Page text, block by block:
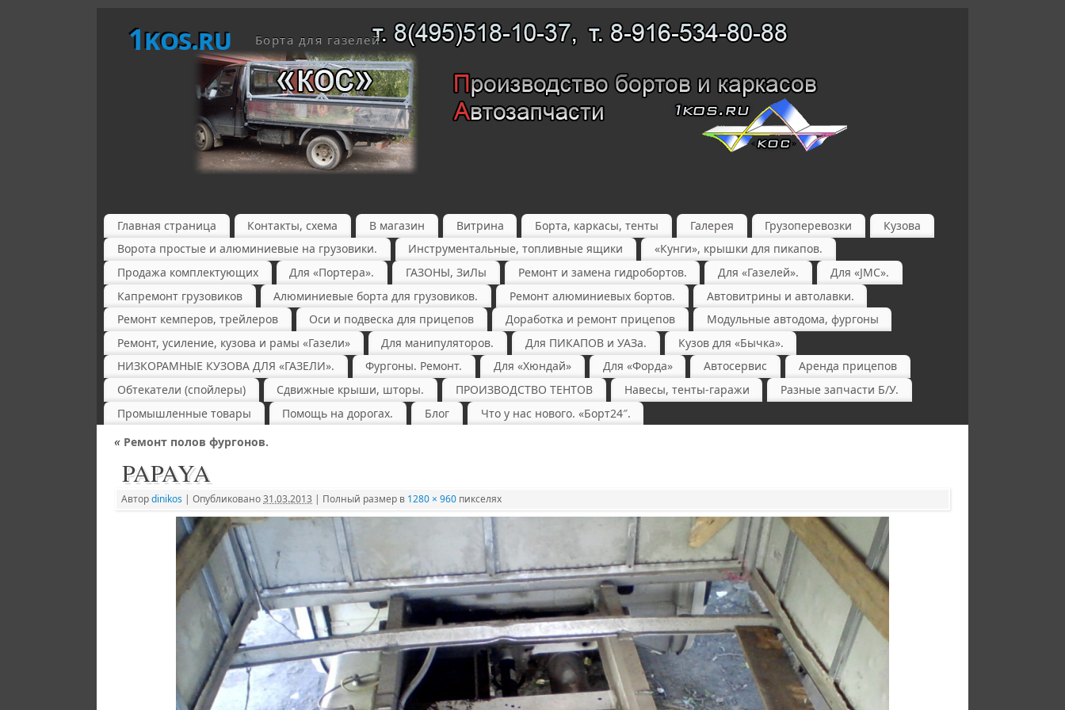
1kos.ru Борта для газелей
Главная страница Контакты, схема В магазин Витрина Борта, каркасы, тенты Галерея Грузоперевозки
Кузова
Ворота простые и алюминиевые на грузовики.
Инструментальные, топливные ящики
«Кунги», крышки для пикапов.
Продажа комплектующих
Для «Портера». ГАЗОНЫ, ЗиЛы Ремонт и замена гидробортов. Для «Газелей».
Для «JMC».
Капремонт грузовиков
Алюминиевые борта для грузовиков. Ремонт алюминиевых бортов.
Автовитрины и автолавки.
Ремонт кемперов, трейлеров
Оси и подвеска для прицепов Доработка и ремонт прицепов
Модульные автодома, фургоны
Ремонт, усиление, кузова и рамы «Газели»
Для манипуляторов. Для ПИКАПОВ и УАЗа.
Кузов для «Бычка».
НИЗКОРАМНЫЕ КУЗОВА ДЛЯ «ГАЗЕЛИ».
Фургоны. Ремонт. Для «Хюндай» Для «Форда» Автосервис
Аренда прицепов
Обтекатели (спойлеры)
Сдвижные крыши, шторы. ПРОИЗВОДСТВО ТЕНТОВ Навесы, тенты-гаражи
Разные запчасти Б/У.
Промышленные товары
Помощь на дорогах. Блог Что у нас нового. «Борт24″.
« Ремонт полов фургонов.
PAPAYA
Авторdinikos | Опубликовано31.03.2013 | Полный размер в 1280 × 960 пикселях